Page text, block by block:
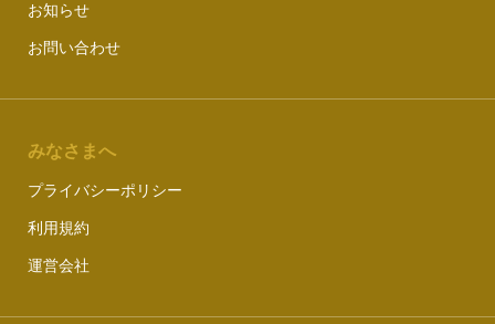
お知らせ
お問い合わせ
みなさまへ
プライバシーポリシー
利用規約
運営会社